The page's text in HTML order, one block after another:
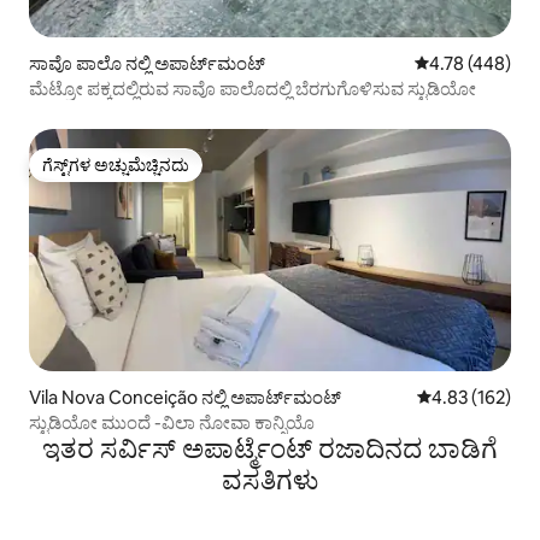
ಸಾವೊ ಪಾಲೊ ನಲ್ಲಿ ಅಪಾರ್ಟ್‌ಮಂಟ್ 5 ರಲ್ಲಿ 4.78
4.78 (448)
ಮೆಟ್ರೋ ಪಕ್ಕದಲ್ಲಿರುವ ಸಾವೊ ಪಾಲೊದಲ್ಲಿ ಬೆರಗುಗೊಳಿಸುವ ಸ್ಟುಡಿಯೋ
ಗೆಸ್ಟ್‌ಗಳ ಅಚ್ಚುಮೆಚ್ಚಿನದು
ಗೆಸ್ಟ್‌ಗಳ ಅಚ್ಚುಮೆಚ್ಚಿನದು
Vila Nova Conceição ನಲ್ಲಿ ಅಪಾರ್ಟ್‌ಮಂಟ್ 5 ರಲ್ಲಿ 4.83
4.83 (162)
ಸ್ಟುಡಿಯೋ ಮುಂದೆ -ವಿಲಾ ನೋವಾ ಕಾನ್ಸಿಯೊ
ಇತರ ಸರ್ವಿಸ್ ಅಪಾರ್ಟ್ಮೆಂಟ್ ರಜಾದಿನದ ಬಾಡಿಗೆ
ವಸತಿಗಳು